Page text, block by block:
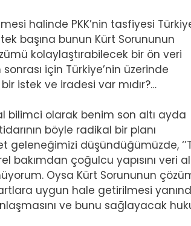
halinde PKK’nin tasfiyesi
başına bunun Kürt Sorununun
kolaylaştırabilecek bir ön veri
için Türkiye’nin üzerinde
istek ve iradesi var mıdır?…
bilimci olarak benim son altı ayda
böyle radikal bir planı
geleneğimizi düşündüğümüzde,
bakımdan çoğulcu yapısını veri
Oysa Kürt Sorununun
uygun hale getirilmesi
ve bunu sağlayacak